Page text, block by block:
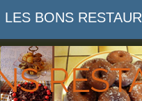
LES BONS